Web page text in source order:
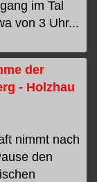
im Tal
von 3 Uhr...
der
- Holzhau
nimmt nach
den